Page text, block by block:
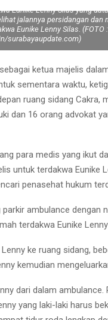
Eunike Lenny Silas yang
jalannya persidangan dan
Eunike Lenny Silas. (FOTO :
surabayaupdate.com)
ketua majelis
sementara waktu,
ruang sidang Cakra,
dan 16 orang advokat
para medis yang ikut
untuk terdakwa Eunike
penasehat hukum
ambulance dengan
terdakwa Eunike Lenny
ke ruang sidang,
kemudian
dari dalam ambulance.
yang laki-laki harus